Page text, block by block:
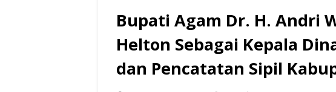
Bupati Agam Dr. H. Andri
Helton Sebagai Kepala
dan Pencatatan Sipil